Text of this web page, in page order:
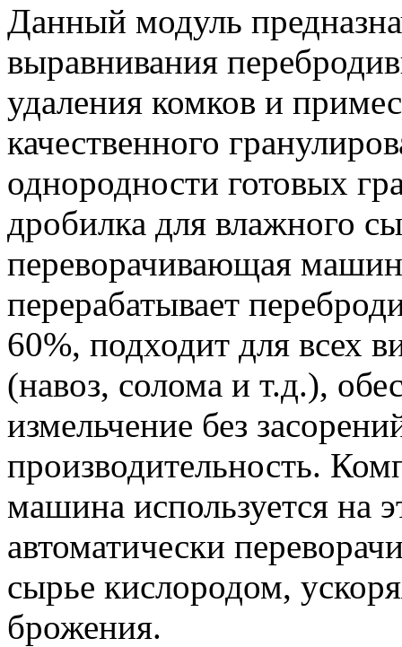
Данный модуль
выравнивания
удаления комков и
качественного
однородности готовых
дробилка для влажного
переворачивающая
перерабатывает
60%, подходит для всех
(навоз, солома и т.д.),
измельчение без
производительность.
машина используется на
автоматически
сырье кислородом,
брожения.